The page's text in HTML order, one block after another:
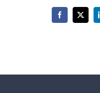
Facebook
X